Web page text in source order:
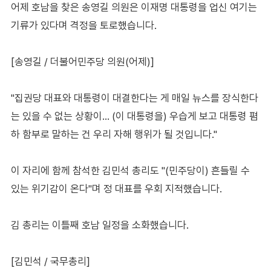
어제 호남을 찾은 송영길 의원은 이재명 대통령을 업신 여기는
기류가 있다며 격정을 토로했습니다.
[송영길 / 더불어민주당 의원(어제)]
"집권당 대표와 대통령이 대결한다는 게 매일 뉴스를 장식한다
는 있을 수 없는 상황이… (이 대통령을) 우습게 보고 대통령 폄
하 함부로 말하는 건 우리 자해 행위가 될 것입니다."
이 자리에 함께 참석한 김민석 총리도 "(민주당이) 흔들릴 수
있는 위기감이 온다"며 정 대표를 우회 지적했습니다.
김 총리는 이틀째 호남 일정을 소화했습니다.
[김민석 / 국무총리]